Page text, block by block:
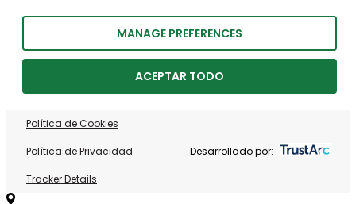
MANAGE PREFERENCES
ACEPTAR TODO
Política de Cookies
Política de Privacidad
Tracker Details
Desarrollado por: